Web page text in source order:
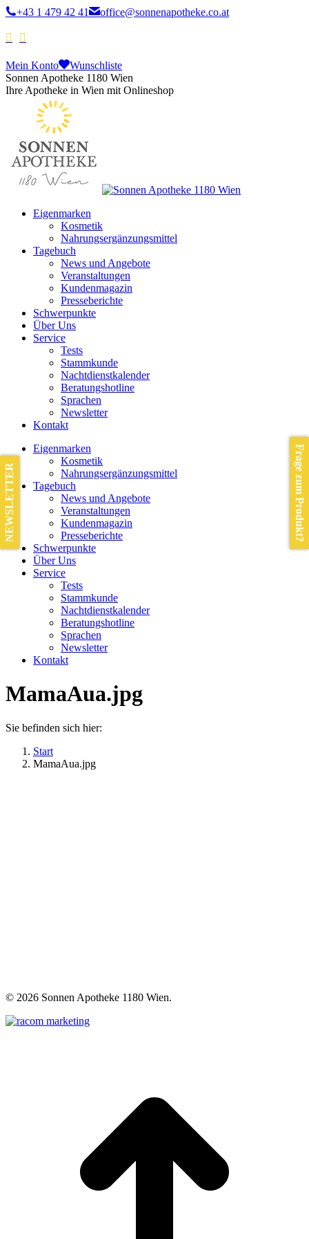
+43 1 479 42 41 office@sonnenapotheke.co.at
Mein Konto
Wunschliste
Sonnen Apotheke 1180 Wien
Ihre Apotheke in Wien mit Onlineshop
Eigenmarken
Kosmetik
Nahrungsergänzungsmittel
Tagebuch
News und Angebote
Veranstaltungen
Kundenmagazin
Presseberichte
Schwerpunkte
Über Uns
Service
Tests
Stammkunde
Nachtdienstkalender
Beratungshotline
Sprachen
Newsletter
Kontakt
Eigenmarken
Kosmetik
Nahrungsergänzungsmittel
Tagebuch
News und Angebote
Veranstaltungen
Kundenmagazin
Presseberichte
Schwerpunkte
Über Uns
Service
Tests
Stammkunde
Nachtdienstkalender
Beratungshotline
Sprachen
Newsletter
Kontakt
MamaAua.jpg
Sie befinden sich hier:
Start
MamaAua.jpg
© 2026 Sonnen Apotheke 1180 Wien.
Frage zum Produkt?
NEWSLETTER